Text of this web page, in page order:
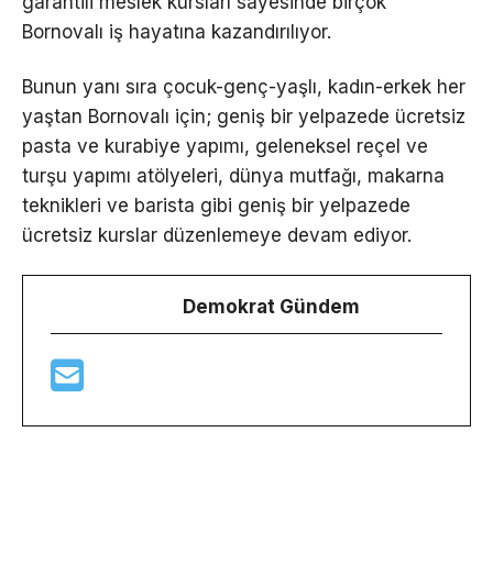
Bornovalı iş hayatına kazandırılıyor.
Bunun yanı sıra çocuk-genç-yaşlı, kadın-erkek her
yaştan Bornovalı için; geniş bir yelpazede ücretsiz
pasta ve kurabiye yapımı, geleneksel reçel ve
turşu yapımı atölyeleri, dünya mutfağı, makarna
teknikleri ve barista gibi geniş bir yelpazede
ücretsiz kurslar düzenlemeye devam ediyor.
Demokrat Gündem